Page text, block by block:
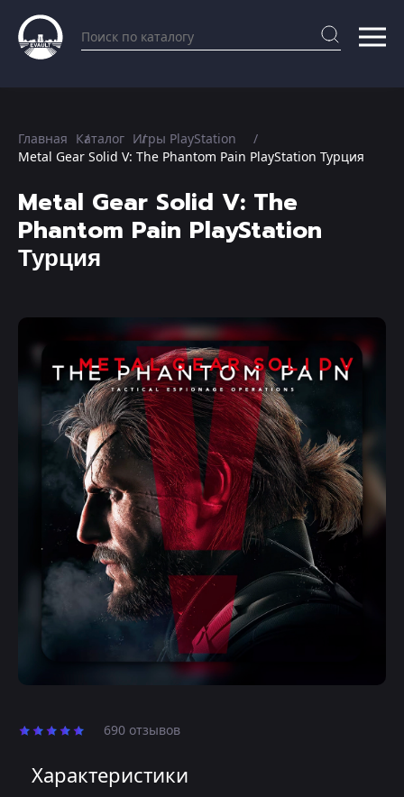
Главная Каталог Игры PlayStation
Metal Gear Solid V: The Phantom Pain PlayStation Турция
Metal Gear Solid V: The
Phantom Pain PlayStation
Турция
690 отзывов
Характеристики